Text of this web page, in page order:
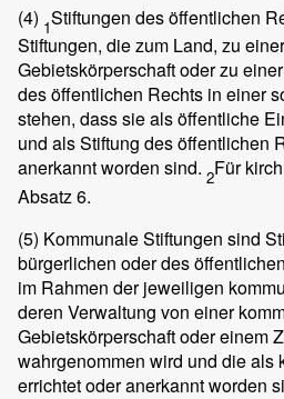
(4) 1Stiftungen des öffentlichen
Stiftungen, die zum Land, zu
Gebietskörperschaft oder zu
des öffentlichen Rechts in einer
stehen, dass sie als öffentliche
und als Stiftung des öffentlichen
anerkannt worden sind. 2Für
Absatz 6.
(5) Kommunale Stiftungen sind
bürgerlichen oder des
im Rahmen der jeweiligen
deren Verwaltung von einer
Gebietskörperschaft oder einem
wahrgenommen wird und die als
errichtet oder anerkannt worden